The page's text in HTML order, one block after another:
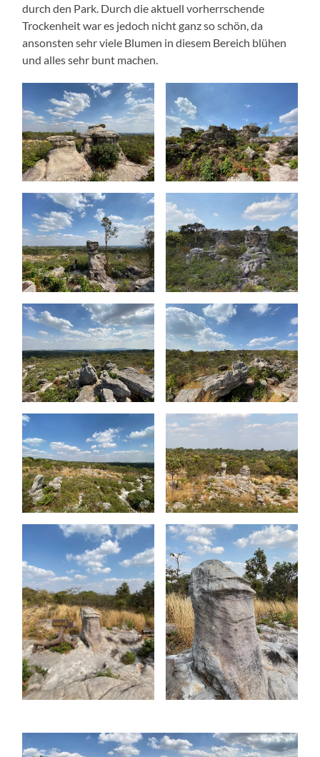
durch den Park. Durch die aktuell vorherrschende
Trockenheit war es jedoch nicht ganz so schön, da
ansonsten sehr viele Blumen in diesem Bereich blühen
und alles sehr bunt machen.